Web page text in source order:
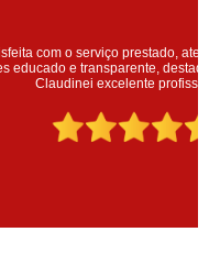
atendimento muito bom!
para o colaborador